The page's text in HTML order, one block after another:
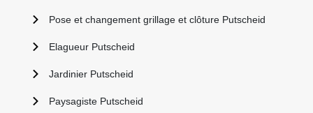
Pose et changement grillage et clôture Putscheid
Elagueur Putscheid
Jardinier Putscheid
Paysagiste Putscheid